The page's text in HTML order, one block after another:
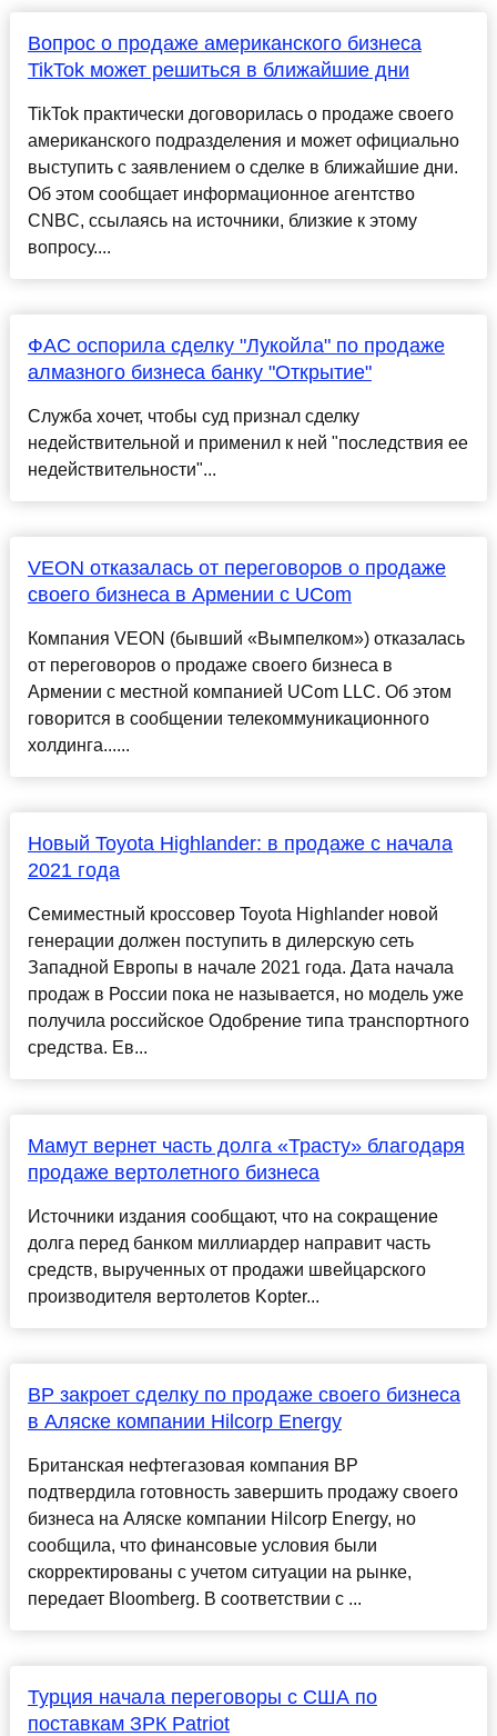
Вопрос о продаже американского бизнеса
TikTok может решиться в ближайшие дни
TikTok практически договорилась о продаже своего
американского подразделения и может официально
выступить с заявлением о сделке в ближайшие дни.
Об этом сообщает информационное агентство
CNBC, ссылаясь на источники, близкие к этому
вопросу....
ФАС оспорила сделку "Лукойла" по продаже
алмазного бизнеса банку "Открытие"
Служба хочет, чтобы суд признал сделку
недействительной и применил к ней "последствия ее
недействительности"...
VEON отказалась от переговоров о продаже
своего бизнеса в Армении с UCom
Компания VEON (бывший «Вымпелком») отказалась
от переговоров о продаже своего бизнеса в
Армении с местной компанией UCom LLC. Об этом
говорится в сообщении телекоммуникационного
холдинга......
Новый Toyota Highlander: в продаже с начала
2021 года
Семиместный кроссовер Toyota Highlander новой
генерации должен поступить в дилерскую сеть
Западной Европы в начале 2021 года. Дата начала
продаж в России пока не называется, но модель уже
получила российское Одобрение типа транспортного
средства. Ев...
Мамут вернет часть долга «Трасту» благодаря
продаже вертолетного бизнеса
Источники издания сообщают, что на сокращение
долга перед банком миллиардер направит часть
средств, вырученных от продажи швейцарского
производителя вертолетов Kopter...
BP закроет сделку по продаже своего бизнеса
в Аляске компании Hilcorp Energy
Британская нефтегазовая компания BP
подтвердила готовность завершить продажу своего
бизнеса на Аляске компании Hilcorp Energy, но
сообщила, что финансовые условия были
скорректированы с учетом ситуации на рынке,
передает Bloomberg. В соответствии с ...
Турция начала переговоры с США по
поставкам ЗРК Patriot